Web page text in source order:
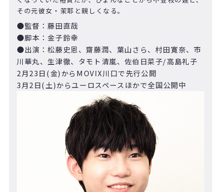
その元彼女・茉耶と親しくなる。
●監督：藤田直哉
●脚本：金子鈴幸
●出演：松藤史恩、齋藤潤、葉山さら、村田寛奈、市
川華丸、生津徹、タモト清嵐、佐伯日菜子/高島礼子
2月23日(金)からMOVIX川口で先行公開
3月2日(土)からユーロスペースほかで全国公開中